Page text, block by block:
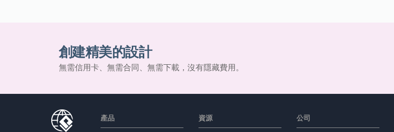
創建精美的設計
無需信用卡、無需合同、無需下載，沒有隱藏費用。
產品 資源 公司